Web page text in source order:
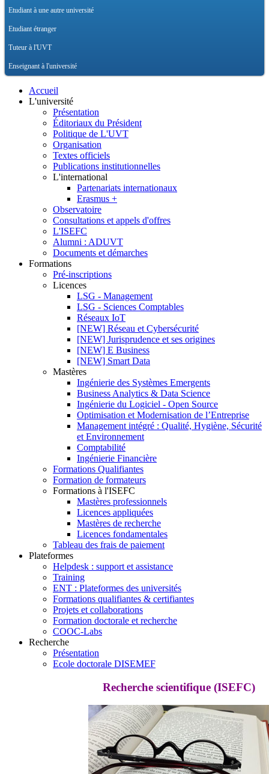
Etudiant à une autre université
Etudiant étranger
Tuteur à l'UVT
Enseignant à l'université
Accueil
L'université
Présentation
Éditoriaux du Président
Politique de L'UVT
Organisation
Textes officiels
Publications institutionnelles
L'international
Partenariats internationaux
Erasmus +
Observatoire
Consultations et appels d'offres
L'ISEFC
Alumni : ADUVT
Documents et démarches
Formations
Pré-inscriptions
Licences
LSG - Management
LSG - Sciences Comptables
Réseaux IoT
[NEW] Réseau et Cybersécurité
[NEW] Jurisprudence et ses origines
[NEW] E Business
[NEW] Smart Data
Mastères
Ingénierie des Systèmes Emergents
Business Analytics & Data Science
Ingénierie du Logiciel - Open Source
Optimisation et Modernisation de l’Entreprise
Management intégré : Qualité, Hygiène, Sécurité
et Environnement
Comptabilité
Ingénierie Financière
Formations Qualifiantes
Formation de formateurs
Formations à l'ISEFC
Mastères professionnels
Licences appliquées
Mastères de recherche
Licences fondamentales
Tableau des frais de paiement
Plateformes
Helpdesk : support et assistance
Training
ENT : Plateformes des universités
Formations qualifiantes & certifiantes
Projets et collaborations
Formation doctorale et recherche
COOC-Labs
Recherche
Présentation
Ecole doctorale DISEMEF
Recherche scientifique (ISEFC)